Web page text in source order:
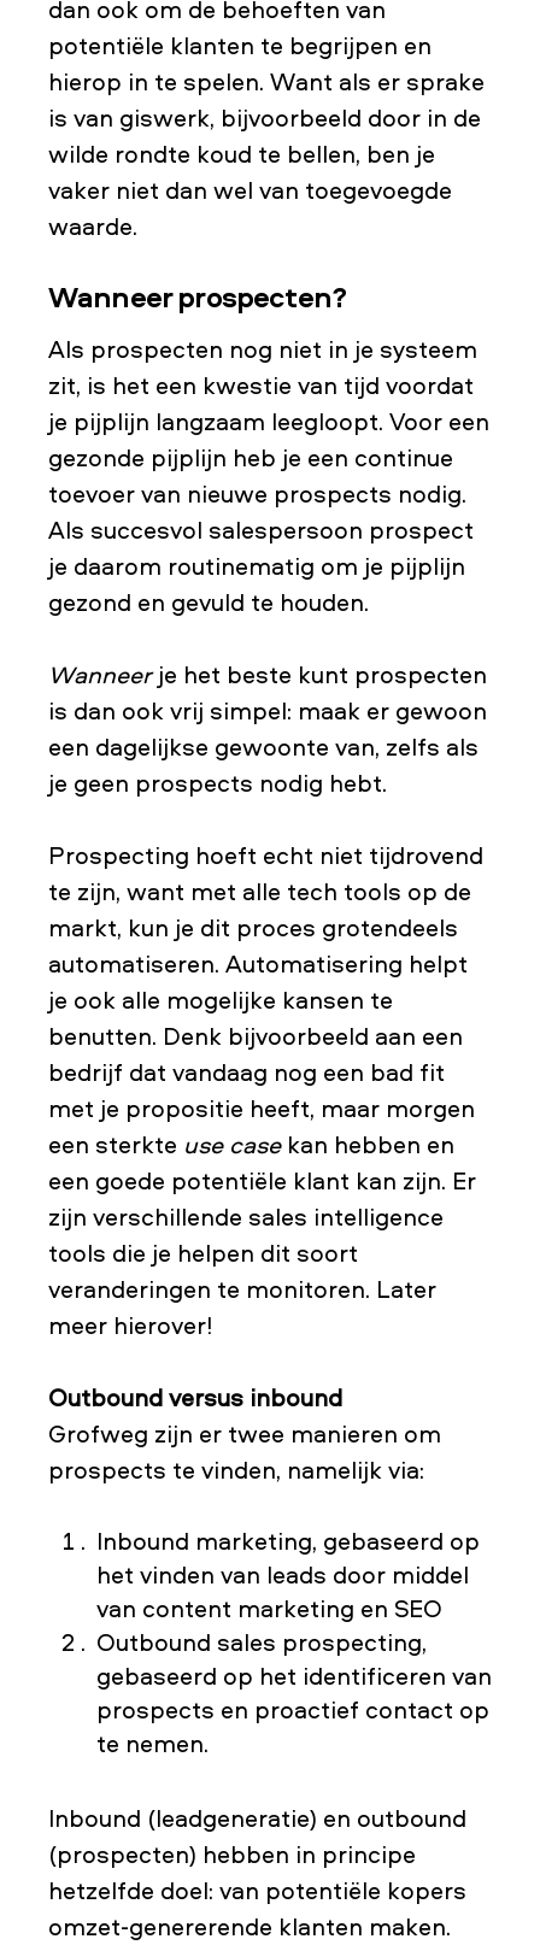
dan ook om de behoeften van
potentiële klanten te begrijpen en
hierop in te spelen. Want als er sprake
is van giswerk, bijvoorbeeld door in de
wilde rondte koud te bellen, ben je
vaker niet dan wel van toegevoegde
waarde.
Wanneer prospecten?
Als prospecten nog niet in je systeem
zit, is het een kwestie van tijd voordat
je pijplijn langzaam leegloopt. Voor een
gezonde pijplijn heb je een continue
toevoer van nieuwe prospects nodig.
Als succesvol salespersoon prospect
je daarom routinematig om je pijplijn
gezond en gevuld te houden.
Wanneerje het beste kunt prospecten
is dan ook vrij simpel: maak er gewoon
een dagelijkse gewoonte van, zelfs als
je geen prospects nodig hebt.
Prospecting hoeft echt niet tijdrovend
te zijn, want met alle tech tools op de
markt, kun je dit proces grotendeels
automatiseren. Automatisering helpt
je ook alle mogelijke kansen te
benutten. Denk bijvoorbeeld aan een
bedrijf dat vandaag nog een bad fit
met je propositie heeft, maar morgen
een sterkte use casekan hebben en
een goede potentiële klant kan zijn. Er
zijn verschillende sales intelligence
tools die je helpen dit soort
veranderingen te monitoren. Later
meer hierover!
Outbound versus inbound
Grofweg zijn er twee manieren om
prospects te vinden, namelijk via:
Inbound marketing, gebaseerd op
het vinden van leads door middel
van content marketing en SEO
Outbound sales prospecting,
gebaseerd op het identificeren van
prospects en proactief contact op
te nemen.
Inbound (leadgeneratie) en outbound
(prospecten) hebben in principe
hetzelfde doel: van potentiële kopers
omzet-genererende klanten maken.